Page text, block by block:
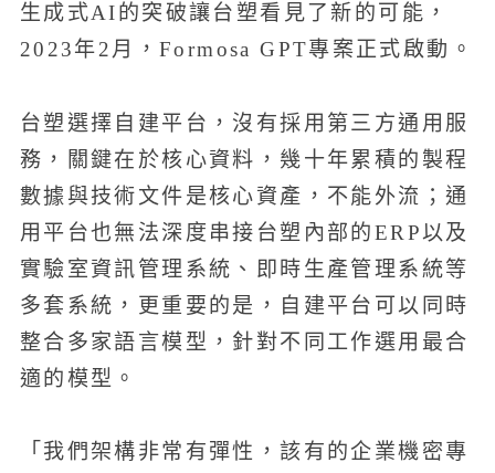
生成式AI的突破讓台塑看見了新的可能，
2023年2月，Formosa GPT專案正式啟動。
台塑選擇自建平台，沒有採用第三方通用服
務，關鍵在於核心資料，幾十年累積的製程
數據與技術文件是核心資產，不能外流；通
用平台也無法深度串接台塑內部的ERP以及
實驗室資訊管理系統、即時生產管理系統等
多套系統，更重要的是，自建平台可以同時
整合多家語言模型，針對不同工作選用最合
適的模型。
「我們架構非常有彈性，該有的企業機密專